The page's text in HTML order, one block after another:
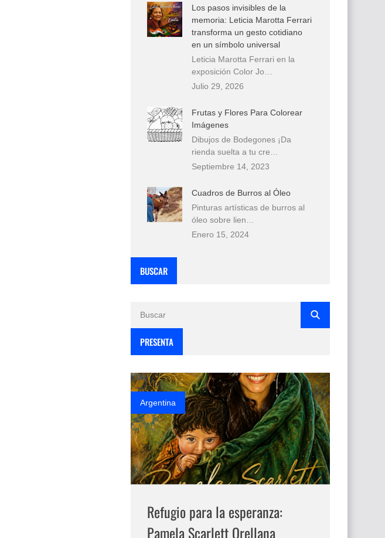
Los pasos invisibles de la
memoria: Leticia Marotta Ferrari
transforma un gesto cotidiano
en un símbolo universal
Leticia Marotta Ferrari en la
exposición Color Jo…
Julio 29, 2026
Frutas y Flores Para Colorear
Imágenes
Dibujos de Bodegones ¡Da
rienda suelta a tu cre…
Septiembre 14, 2023
Cuadros de Burros al Óleo
Pinturas artísticas de burros al
óleo sobre lien…
Enero 15, 2024
BUSCAR
PRESENTA
Argentina
Refugio para la esperanza:
Pamela Scarlett Orellana